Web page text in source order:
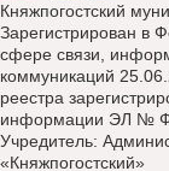
Княжпогостский
Зарегистрирован в
сфере связи,
коммуникаций
реестра
информации ЭЛ №
Учредитель:
«Княжпогостский»